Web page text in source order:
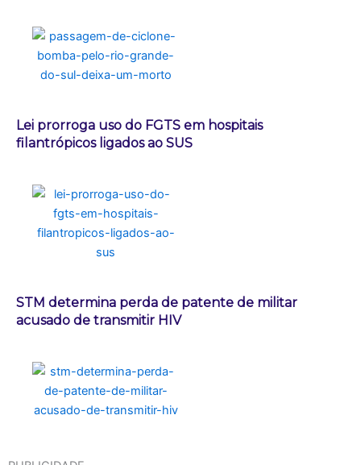
Lei prorroga uso do FGTS em hospitais
filantrópicos ligados ao SUS
STM determina perda de patente de militar
acusado de transmitir HIV